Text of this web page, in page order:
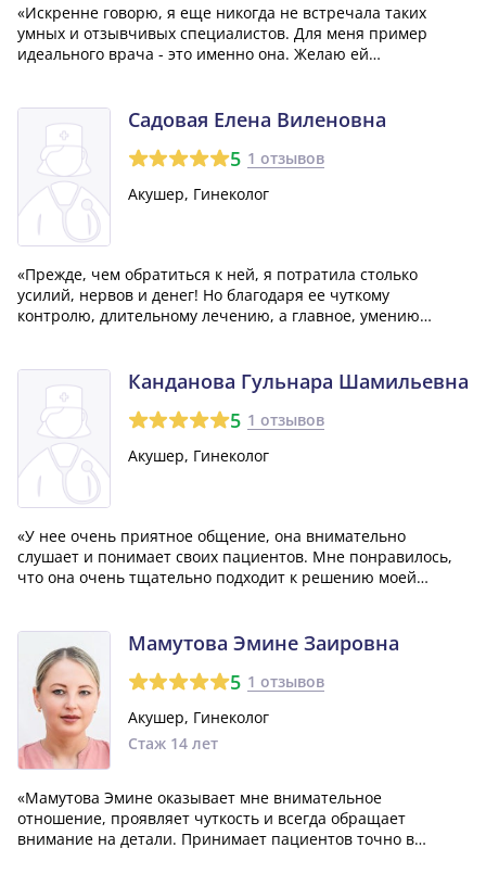
«Искренне говорю, я еще никогда не встречала таких
умных и отзывчивых специалистов. Для меня пример
идеального врача - это именно она. Желаю ей
Садовая Елена Виленовна
5 1 отзывов
Акушер, Гинеколог
«Прежде, чем обратиться к ней, я потратила столько
усилий, нервов и денег! Но благодаря ее чуткому
контролю, длительному лечению, а главное, умению
гинеколога, который знает свою профессию...»
Канданова Гульнара Шамильевна
5 1 отзывов
Акушер, Гинеколог
«У нее очень приятное общение, она внимательно
слушает и понимает своих пациентов. Мне понравилось,
что она очень тщательно подходит к решению моей
Мамутова Эмине Заировна
5 1 отзывов
Акушер, Гинеколог
Стаж 14 лет
«Мамутова Эмине оказывает мне внимательное
отношение, проявляет чуткость и всегда обращает
внимание на детали. Принимает пациентов точно в